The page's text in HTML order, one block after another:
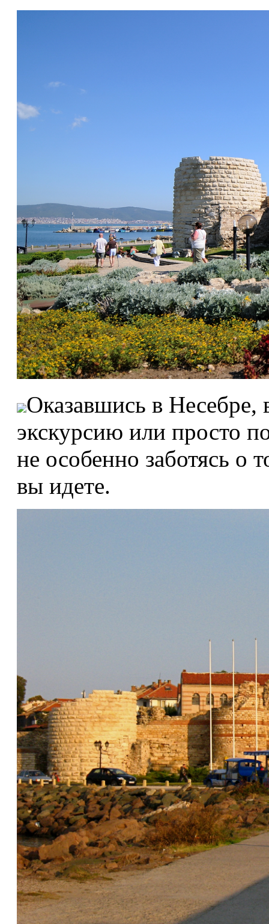
Оказавшись в Несебре,
экскурсию или просто
не особенно заботясь о
вы идете.